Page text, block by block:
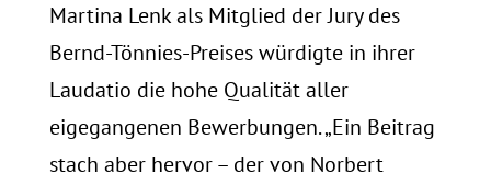
Martina Lenk als Mitglied der Jury des
Bernd-Tönnies-Preises würdigte in ihrer
Laudatio die hohe Qualität aller
eigegangenen Bewerbungen. „Ein Beitrag
stach aber hervor – der von Norbert